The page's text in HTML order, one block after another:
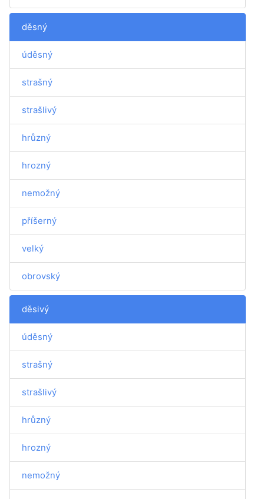
děsný
úděsný
strašný
strašlivý
hrůzný
hrozný
nemožný
příšerný
velký
obrovský
děsivý
úděsný
strašný
strašlivý
hrůzný
hrozný
nemožný